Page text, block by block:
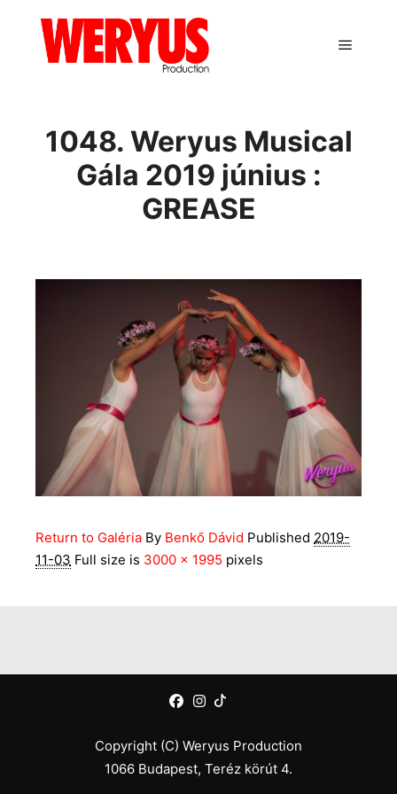
1048. Weryus Musical
Gála 2019 június :
GREASE
Return to Galéria By Benkő Dávid Published 2019-
11-03 Full size is 3000 × 1995 pixels
Copyright (C) Weryus Production
1066 Budapest, Teréz körút 4.